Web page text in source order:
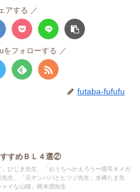
アする
をフォローする
futaba-fufufu
すすめＢＬ４選②
」ひじき先生、「おうちへかえろう〜猫耳オメガ
先生、「元ヤンパパとヒツジ先生」水稀たま先
イな山猫」梶本潤先生